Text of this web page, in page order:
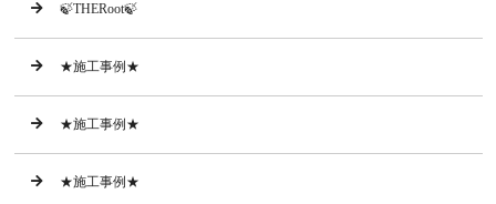
🍃THERoot🍃
★施工事例★
★施工事例★
★施工事例★